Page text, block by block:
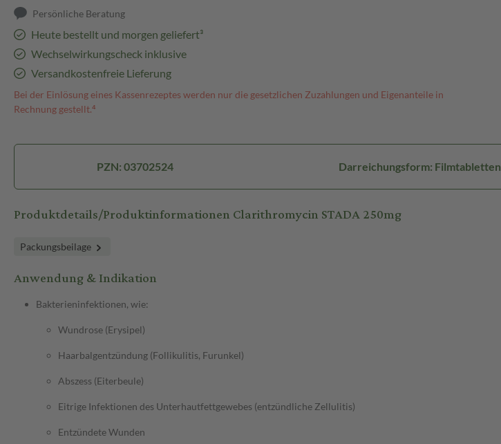
Persönliche Beratung
Heute bestellt und morgen geliefert³
Wechselwirkungscheck inklusive
Versandkostenfreie Lieferung
Bei der Einlösung eines Kassenrezeptes werden nur die gesetzlichen Zuzahlungen und Eigenanteile in
Rechnung gestellt.⁴
PZN: 03702524 Darreichungsform: Filmtabletten
Produktdetails/Produktinformationen Clarithromycin STADA 250mg
Packungsbeilage
Anwendung & Indikation
Bakterieninfektionen, wie:
Wundrose (Erysipel)
Haarbalgentzündung (Follikulitis, Furunkel)
Abszess (Eiterbeule)
Eitrige Infektionen des Unterhautfettgewebes (entzündliche Zellulitis)
Entzündete Wunden